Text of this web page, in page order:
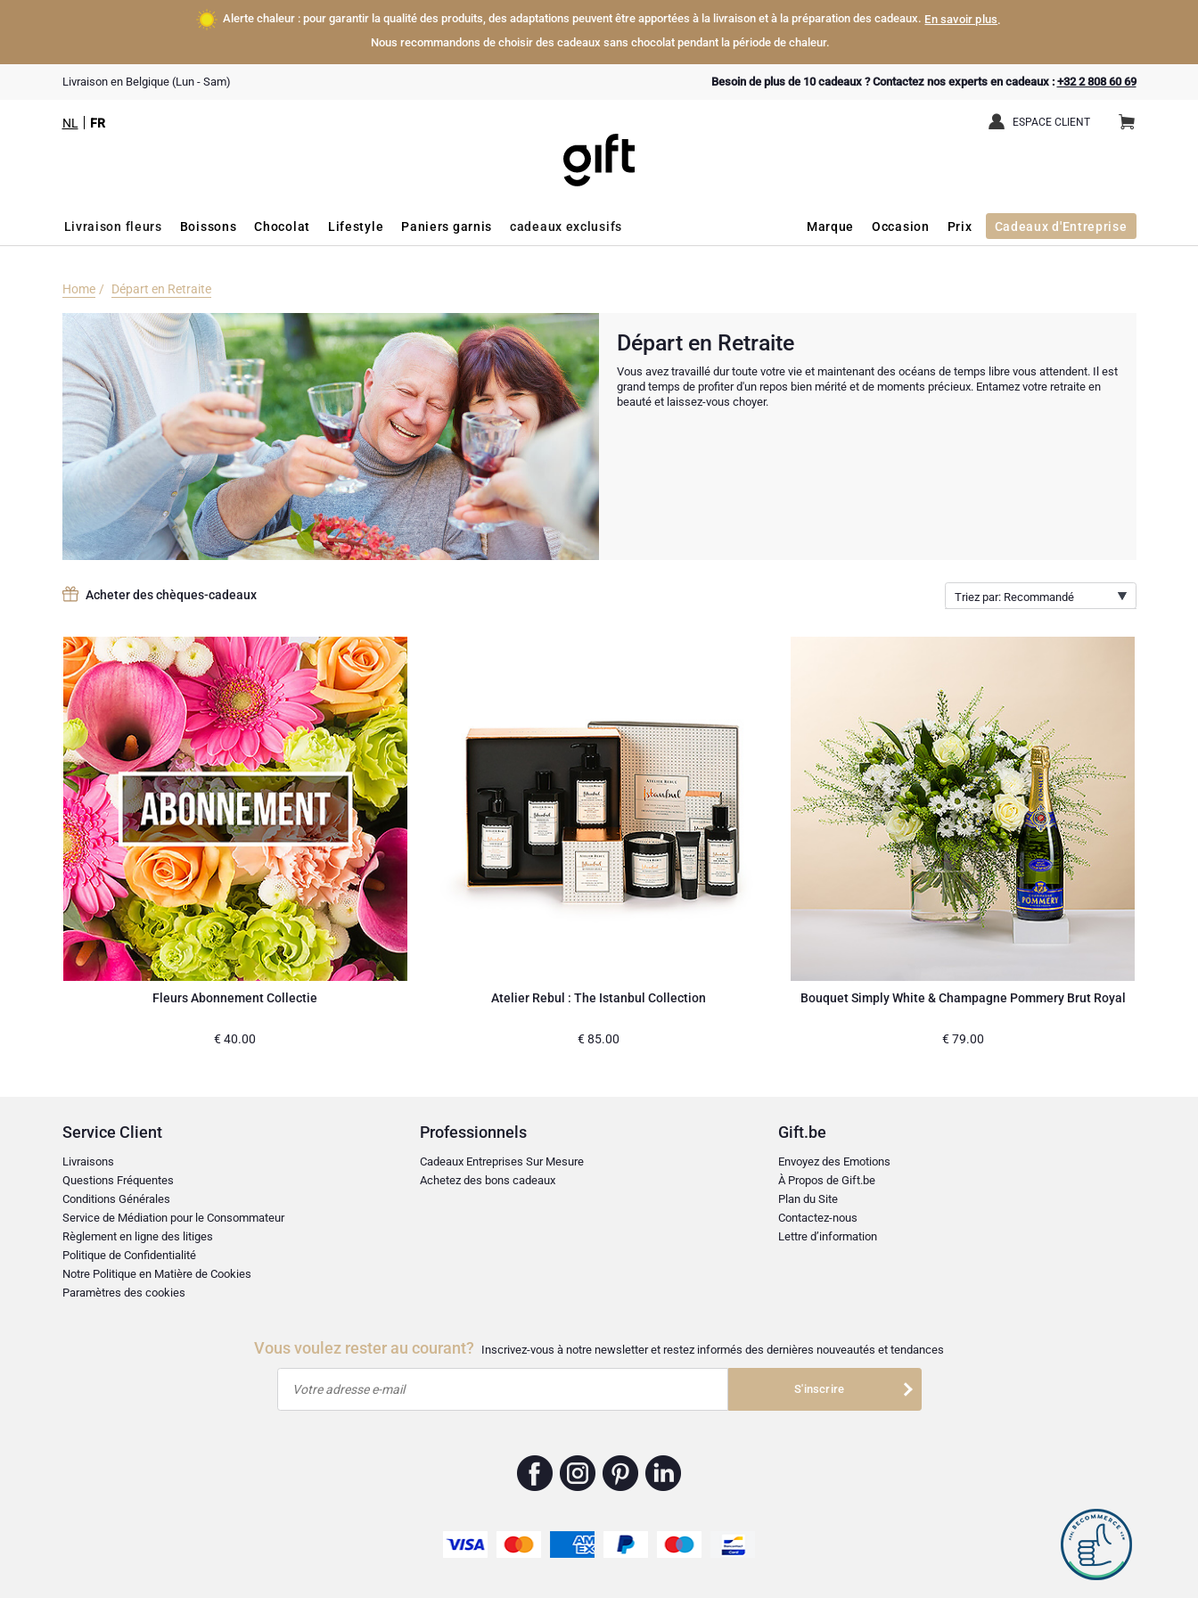
Alerte chaleur : pour garantir la qualité des produits, des adaptations peuvent être apportées à la livraison et à la préparation des cadeaux. En savoir plus.
Nous recommandons de choisir des cadeaux sans chocolat pendant la période de chaleur.
ESPACE CLIENT
Livraison en Belgique (Lun - Sam) Besoin de plus de 10 cadeaux ? Contactez nos experts en cadeaux : +32 2 808 60 69
NL FR
Livraison fleurs Boissons Chocolat Lifestyle Paniers garnis cadeaux exclusifs Marque Occasion Prix Cadeaux d'Entreprise
Home Départ en Retraite
Départ en Retraite
Vous avez travaillé dur toute votre vie et maintenant des océans de temps libre vous attendent. Il est
grand temps de profiter d'un repos bien mérité et de moments précieux. Entamez votre retraite en
beauté et laissez-vous choyer.
Acheter des chèques-cadeaux Triez par: Recommandé
Prix par ordre croissant
Prix par ordre décroissant
Fleurs Abonnement Collectie
€40.00
Atelier Rebul : The Istanbul Collection
€ 85.00
Bouquet Simply White & Champagne Pommery Brut Royal
€79.00
Vous voulez rester au courant? Inscrivez-vous à notre newsletter et restez informés des dernières nouveautés et tendances
Votre adresse e-mail S'inscrire
Service Client
Livraisons
Questions Fréquentes
Conditions Générales
Service de Médiation pour le Consommateur
Règlement en ligne des litiges
Politique de Confidentialité
Notre Politique en Matière de Cookies
Paramètres des cookies
Professionnels
Cadeaux Entreprises Sur Mesure
Achetez des bons cadeaux
Gift.be
Envoyez des Emotions
À Propos de Gift.be
Plan du Site
Contactez-nous
Lettre d’information